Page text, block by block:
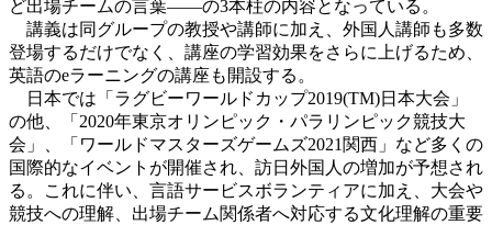
ど出場チームの言葉――の3本柱の内容となっている。
講義は同グループの教授や講師に加え、外国人講師も多数
登場するだけでなく、講座の学習効果をさらに上げるため、
英語のeラーニングの講座も開設する。
日本では「ラグビーワールドカップ2019(TM)日本大会」
の他、「2020年東京オリンピック・パラリンピック競技大
会」、「ワールドマスターズゲームズ2021関西」など多くの
国際的なイベントが開催され、訪日外国人の増加が予想され
る。これに伴い、言語サービスボランティアに加え、大会や
競技への理解、出場チーム関係者へ対応する文化理解の重要